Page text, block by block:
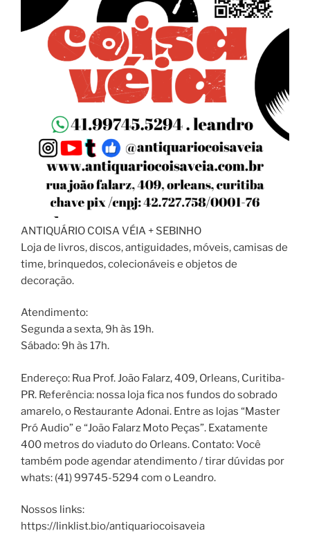
ANTIQUÁRIO COISA VÉIA + SEBINHO
Loja de livros, discos, antiguidades, móveis, camisas de
time, brinquedos, colecionáveis e objetos de
decoração.
Atendimento:
Segunda a sexta, 9h às 19h.
Sábado: 9h às 17h.
Endereço: Rua Prof. João Falarz, 409, Orleans, Curitiba-
PR. Referência: nossa loja fica nos fundos do sobrado
amarelo, o Restaurante Adonai. Entre as lojas “Master
Pró Audio” e “João Falarz Moto Peças”. Exatamente
400 metros do viaduto do Orleans. Contato: Você
também pode agendar atendimento / tirar dúvidas por
whats: (41) 99745-5294 com o Leandro.
Nossos links:
https://linklist.bio/antiquariocoisaveia